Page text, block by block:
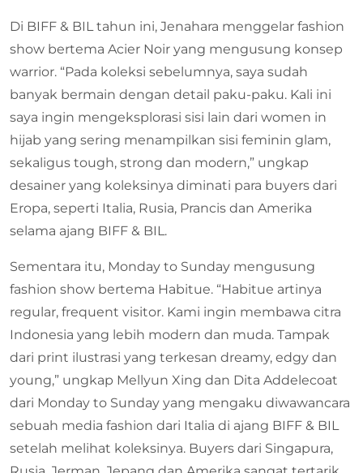
Di BIFF & BIL tahun ini, Jenahara menggelar fashion
show bertema Acier Noir yang mengusung konsep
warrior. “Pada koleksi sebelumnya, saya sudah
banyak bermain dengan detail paku-paku. Kali ini
saya ingin mengeksplorasi sisi lain dari women in
hijab yang sering menampilkan sisi feminin glam,
sekaligus tough, strong dan modern,” ungkap
desainer yang koleksinya diminati para buyers dari
Eropa, seperti Italia, Rusia, Prancis dan Amerika
selama ajang BIFF & BIL.
Sementara itu, Monday to Sunday mengusung
fashion show bertema Habitue. “Habitue artinya
regular, frequent visitor. Kami ingin membawa citra
Indonesia yang lebih modern dan muda. Tampak
dari print ilustrasi yang terkesan dreamy, edgy dan
young,” ungkap Mellyun Xing dan Dita Addelecoat
dari Monday to Sunday yang mengaku diwawancara
sebuah media fashion dari Italia di ajang BIFF & BIL
setelah melihat koleksinya. Buyers dari Singapura,